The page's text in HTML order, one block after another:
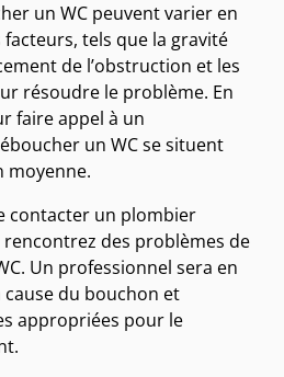
un WC peuvent varier en
tels que la gravité
de l’obstruction et les
résoudre le problème. En
faire appel à un
un WC se situent
moyenne.
contacter un plombier
des problèmes de
Un professionnel sera en
cause du bouchon et
appropriées pour le